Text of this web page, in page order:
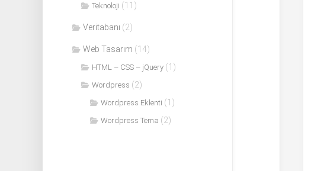
Teknoloji (11)
Veritabanı (2)
Web Tasarım (14)
HTML – CSS – jQuery (1)
Wordpress (2)
Wordpress Eklenti (1)
Wordpress Tema (2)